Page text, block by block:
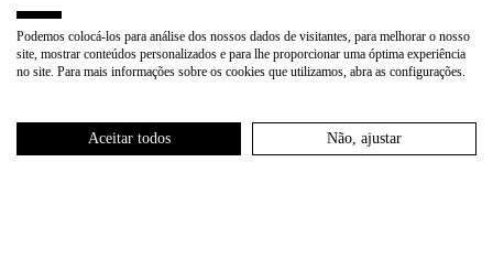
Membro de:
Podemos colocá-los para análise dos nossos dados de visitantes, para melhorar o nosso
site, mostrar conteúdos personalizados e para lhe proporcionar uma óptima experiência
no site. Para mais informações sobre os cookies que utilizamos, abra as configurações.
Aceitar todos Não, ajustar